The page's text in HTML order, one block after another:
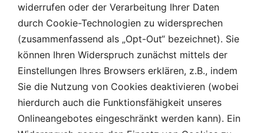
widerrufen oder der Verarbeitung Ihrer Daten
durch Cookie-Technologien zu widersprechen
(zusammenfassend als „Opt-Out“ bezeichnet). Sie
können Ihren Widerspruch zunächst mittels der
Einstellungen Ihres Browsers erklären, z.B., indem
Sie die Nutzung von Cookies deaktivieren (wobei
hierdurch auch die Funktionsfähigkeit unseres
Onlineangebotes eingeschränkt werden kann). Ein